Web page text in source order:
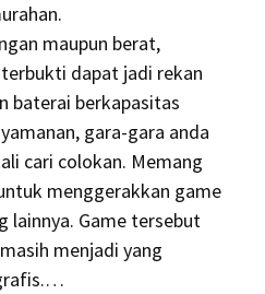
maupun berat,
terbukti dapat jadi rekan
baterai berkapasitas
gara-gara anda
cari colokan. Memang
menggerakkan game
lainnya. Game tersebut
menjadi yang